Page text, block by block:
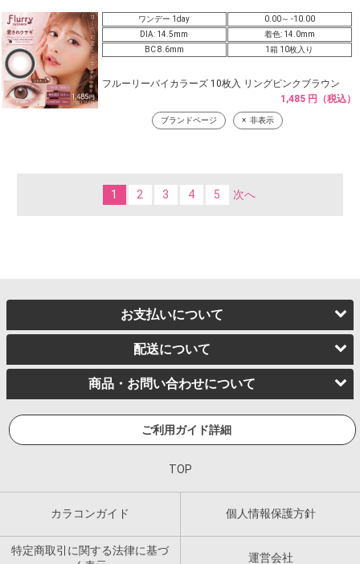
ワンデー 1day
0.00～ -10.00
DIA: 14.5mm
着色: 14.0mm
BC 8.6mm
1箱 10枚入り
フルーリーバイカラーズ 10枚入 リングピンクブラウン
1,485 円（税込）
ブランドページ 非表示
1 2 3 4 5 次へ
お支払いについて
配送について
商品・お問い合わせについて
ご利用ガイド詳細
TOP
カラコンガイド 個人情報保護方針
特定商取引に関する法律に基づ
運営会社